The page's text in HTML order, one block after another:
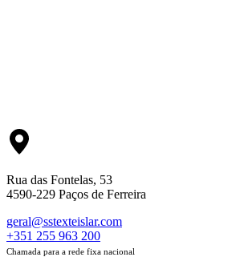
Rua das Fontelas, 53
4590-229 Paços de Ferreira
geral@sstexteislar.com
+351 255 963 200
Chamada para a rede fixa nacional